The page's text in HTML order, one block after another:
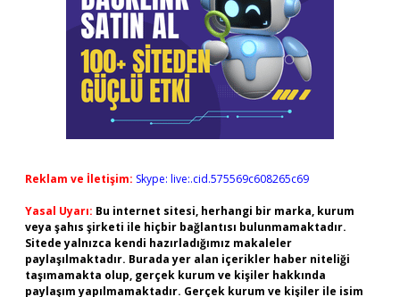
Reklam ve İletişim: Skype: live:.cid.575569c608265c69
Yasal Uyarı: Bu internet sitesi, herhangi bir marka, kurum
veya şahıs şirketi ile hiçbir bağlantısı bulunmamaktadır.
Sitede yalnızca kendi hazırladığımız makaleler
paylaşılmaktadır. Burada yer alan içerikler haber niteliği
taşımamakta olup, gerçek kurum ve kişiler hakkında
paylaşım yapılmamaktadır. Gerçek kurum ve kişiler ile isim